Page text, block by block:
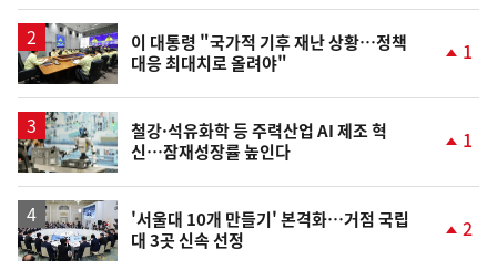
일
이 대통령 "국가적 기후 재난 상황…정책
대응 최대치로 올려야"
상
1
철강·석유화학 등 주력산업 AI 제조 혁
신…잠재성장률 높인다
상
1
'서울대 10개 만들기' 본격화…거점 국립
대 3곳 신속 선정
2